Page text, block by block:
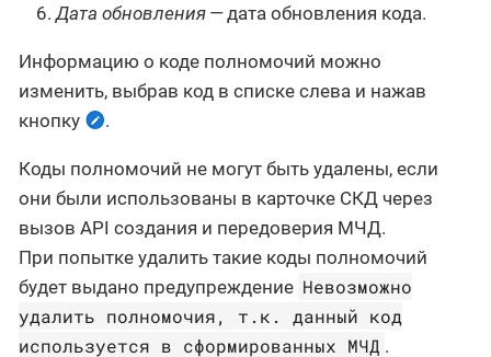
Дата обновления — дата обновления кода.
Информацию о коде полномочий можно
изменить, выбрав код в списке слева и нажав
кнопку
.
Коды полномочий не могут быть удалены, если
они были использованы в карточке СКД через
вызов API создания и передоверия МЧД.
При попытке удалить такие коды полномочий
будет выдано предупреждение Невозможно
удалить полномочия, т.к. данный код
используется в сформированных МЧД .